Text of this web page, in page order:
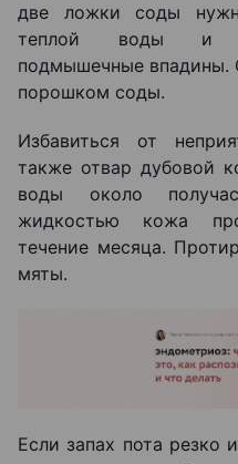
две ложки соды
теплой воды и
подмышечные впадины.
порошком соды.
Избавиться от
также отвар дубовой
воды около
жидкостью кожа
течение месяца.
мяты.
Если запах пота резко